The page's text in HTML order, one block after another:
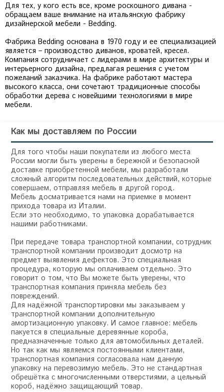
Для тех, у кого есть все, кроме роскошного дивана -
обращаем ваше внимание на итальянскую фабрику
дизайнерской мебели - Bedding.
Фабрика Bedding основана в 1970 году и ее специализацией
является – производство диванов, кроватей, кресел.
Компания сотрудничает с лидерами в мире архитектуры и
интерьерного дизайна, предлагая решения с учетом
пожеланий заказчика. На фабрике работают мастера
высокого класса, они сочетают традиционные способы
обработки дерева с новейшими технологиями в мире
Как мы доставляем по России
Для того чтобы наши покупатели из любого места
России могли быть уверены в бережной и безопасной
доставке приобретенной мебели, мы разработали
сложный алгоритм последовательных действий, которые
совершаем, отправляя мебель в другой город.
Мебель досматривается нами на приемке в момент
прихода товара из Италии.
Если это необходимо, то упаковка дорабатывается
нашими работниками.
При передаче товара транспортной компании, сотрудник
транспортной компании производит досмотр на
предмет выявления дефектов. Это специальная
процедура, которую мы оплачиваем отдельно. Это
говорит о том, что Вы можете быть уверены, что
транспортная компания приняла мебель без
повреждений.
Для надёжной транспортировки мы заказываем у
транспортной компании дополнительную
амортизационную упаковку. И самое главное: мебель
пакуется в специальные деревянные короба,
предназначенные только для автомобильных деталей.
Но так как мы являемся постоянными клиентами,
транспортная компания согласовала нам данную
упаковку на перевозимую мебель. Это не стандартная
обрешётка с многочисленными отверстиями, а цельный
короб, надёжно защищающий товар.